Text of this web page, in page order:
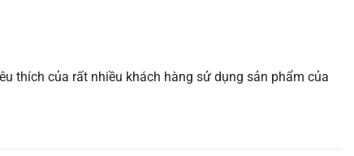
thích của rất nhiều khách hàng sử dụng sản phẩm của